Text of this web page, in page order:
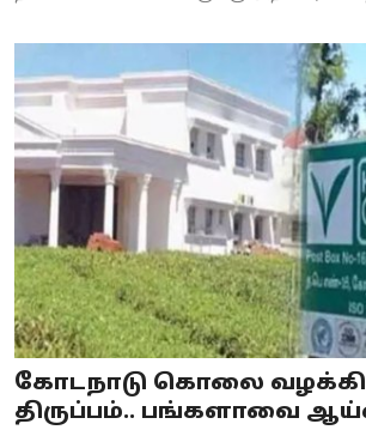
கோடநாடு கொலை
திருப்பம்.. பங்களாவை